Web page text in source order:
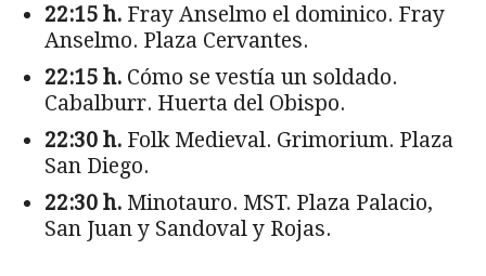
22:15 h. Fray Anselmo el dominico. Fray
Anselmo. Plaza Cervantes.
22:15 h. Cómo se vestía un soldado.
Cabalburr. Huerta del Obispo.
22:30 h. Folk Medieval. Grimorium. Plaza
San Diego.
22:30 h. Minotauro. MST. Plaza Palacio,
San Juan y Sandoval y Rojas.